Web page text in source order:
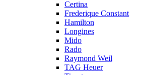
Certina
Frederique Constant
Hamilton
Longines
Mido
Rado
Raymond Weil
TAG Heuer